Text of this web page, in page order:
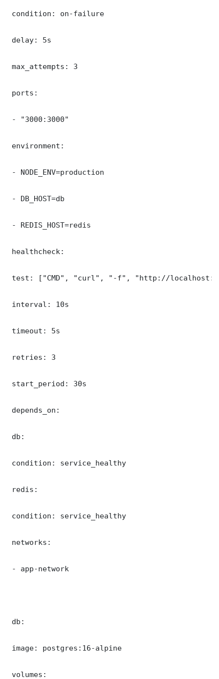
condition: on-failure
delay: 5s
max_attempts: 3
ports:
- "3000:3000"
environment:
- NODE_ENV=production
- DB_HOST=db
- REDIS_HOST=redis
healthcheck:
test: ["CMD", "curl", "-f", "http://
interval: 10s
timeout: 5s
retries: 3
start_period: 30s
depends_on:
db:
condition: service_healthy
redis:
condition: service_healthy
networks:
- app-network
db:
image: postgres:16-alpine
volumes: